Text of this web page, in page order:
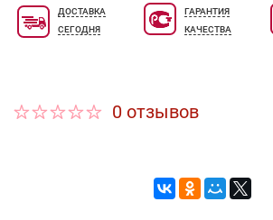
ДОСТАВКА
СЕГОДНЯ
ГАРАНТИЯ
КАЧЕСТВА
0 отзывов